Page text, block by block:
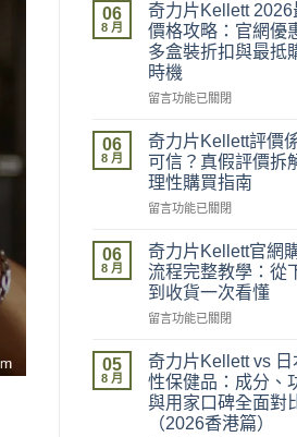
06
8 月
奇力片Kellett 2026
價格攻略：官網優
多盒裝折扣與最抵
時機
在
力
片
Kellett
2026
最
價
格
攻
略：
官
優
惠、
多
盒
留言功能已關閉
06
8 月
奇力片Kellett評價
可信？真假評價拆
理性購買指南
在
力
片
Kellett
評
價
咪
可
信？
真
留言功能已關閉
06
8 月
奇力片Kellett官網
流程完整教學：從
到收貨一次看懂
在
力
片
Kellett
官
留言功能已關閉
05
8 月
奇力片Kellett vs 日
性保健品：成分、
與用家口碑全面對
（2026香港篇）